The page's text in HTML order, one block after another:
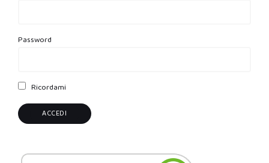
Password
Ricordami